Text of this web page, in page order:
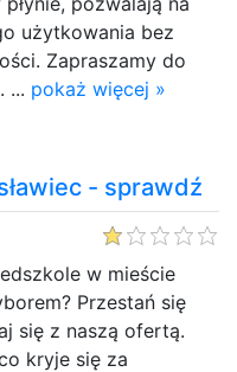
użytkowania bez
Zapraszamy do
... pokaż więcej »
- sprawdź
w mieście
Przestań się
się z naszą ofertą.
kryje się za